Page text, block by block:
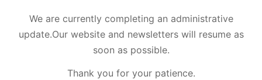
We are currently completing an administrative
update.Our website and newsletters will resume as
soon as possible.
Thank you for your patience.